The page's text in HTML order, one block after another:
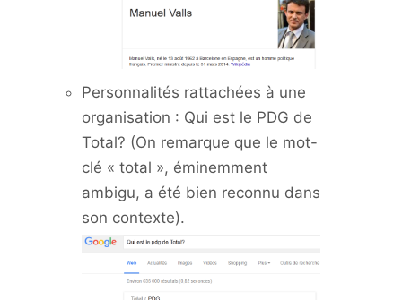
Personnalités rattachées à une
organisation : Qui est le PDG de
Total? (On remarque que le mot-
clé « total », éminemment
ambigu, a été bien reconnu dans
son contexte).